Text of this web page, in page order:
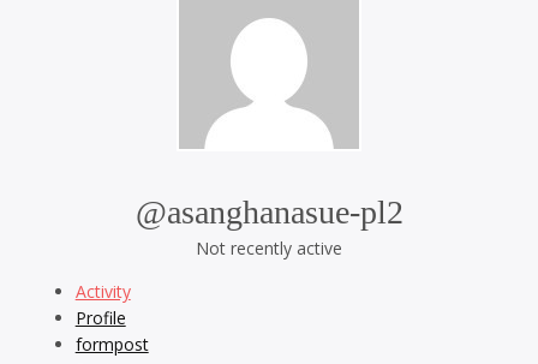
@asanghanasue-pl2
Not recently active
Activity
Profile
formpost